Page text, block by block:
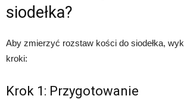
siodełka?
Aby zmierzyć rozstaw kości do siodełka,
kroki:
Krok 1: Przygotowanie